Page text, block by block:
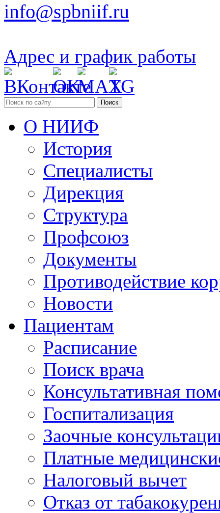
info@spbniif.ru
Адрес и график работы
Поиск
О НИИФ
История
Специалисты
Дирекция
Структура
Профсоюз
Документы
Противодействие
Новости
Пациентам
Расписание
Поиск врача
Консультативная
Госпитализация
Заочные
Платные
Налоговый вычет
Отказ от